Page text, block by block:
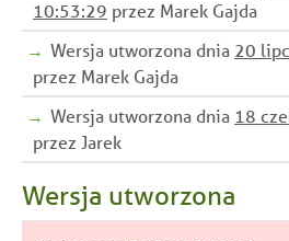
10:53:29 przez Marek Gajda
Wersja utworzona dnia 20
przez Marek Gajda
Wersja utworzona dnia 18
przez Jarek
Wersja utworzona